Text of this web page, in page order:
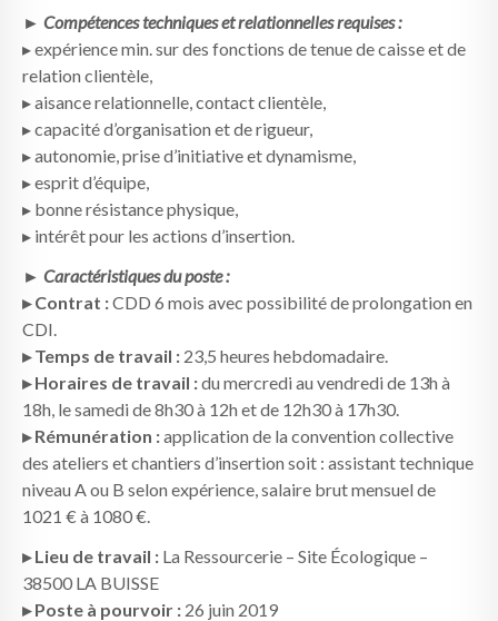
► Compétences techniques et relationnelles requises :
▸ expérience min. sur des fonctions de tenue de caisse et de
relation clientèle,
▸ aisance relationnelle, contact clientèle,
▸ capacité d’organisation et de rigueur,
▸ autonomie, prise d’initiative et dynamisme,
▸ esprit d’équipe,
▸ bonne résistance physique,
▸ intérêt pour les actions d’insertion.
► Caractéristiques du poste :
▸ Contrat :CDD 6 mois avec possibilité de prolongation en
CDI.
▸ Temps de travail : 23,5 heures hebdomadaire.
▸ Horaires de travail :du mercredi au vendredi de 13h à
18h, le samedi de 8h30 à 12h et de 12h30 à 17h30.
▸ Rémunération :application de la convention collective
des ateliers et chantiers d’insertion soit : assistant technique
niveau A ou B selon expérience, salaire brut mensuel de
1021 € à 1080 €.
▸ Lieu de travail : La Ressourcerie – Site Écologique –
38500 LA BUISSE
▸ Poste à pourvoir : 26 juin 2019